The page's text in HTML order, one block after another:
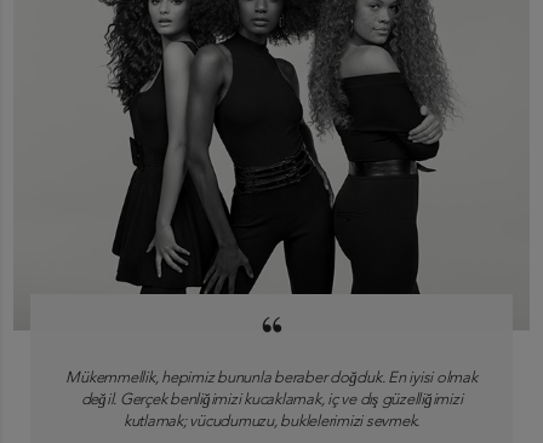
“
Mükemmellik, hepimiz bununla beraber doğduk. En iyisi olmak
değil. Gerçek benliğimizi kucaklamak, iç ve dış güzelliğimizi
kutlamak; vücudumuzu, buklelerimizi sevmek.